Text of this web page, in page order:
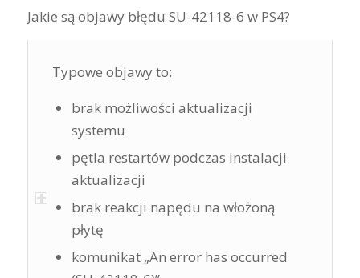
Jakie są objawy błędu SU-42118-6 w PS4?
Typowe objawy to:
brak możliwości aktualizacji
systemu
pętla restartów podczas instalacji
aktualizacji
brak reakcji napędu na włożoną
płytę
komunikat „An error has occurred